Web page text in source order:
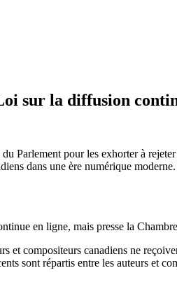
sur la diffusion
Parlement pour les exhorter à
dans une ère numérique
en ligne, mais presse la
compositeurs canadiens ne
sont répartis entre les auteurs et